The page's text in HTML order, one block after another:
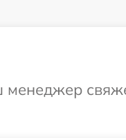
менеджер